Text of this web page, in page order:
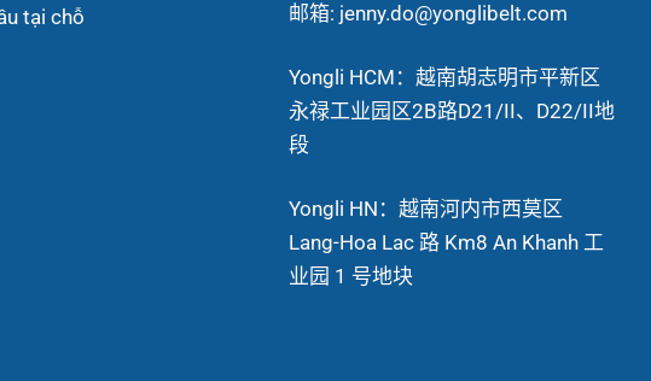
tại chỗ
邮箱: jenny.do@yonglibelt.com
Yongli HCM：越南胡志明市平新区
永禄工业园区2B路D21/II、D22/II地
段
Yongli HN：越南河内市西莫区
Lang-Hoa Lac 路 Km8 An Khanh 工
业园 1 号地块